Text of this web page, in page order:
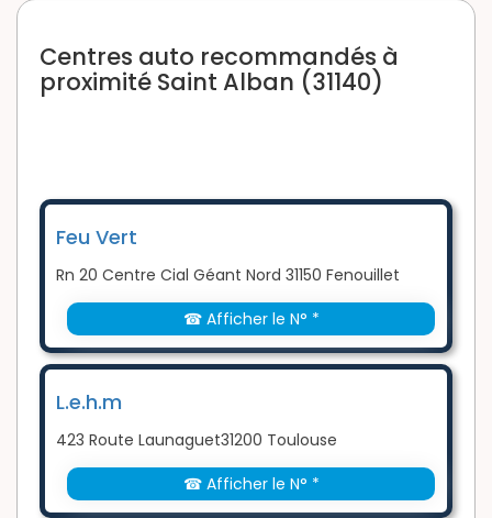
Centres auto recommandés à
proximité Saint Alban (31140)
Feu Vert
Rn 20 Centre Cial Géant Nord 31150 Fenouillet
☎ Afficher le N° *
L.e.h.m
423 Route Launaguet31200 Toulouse
☎ Afficher le N° *